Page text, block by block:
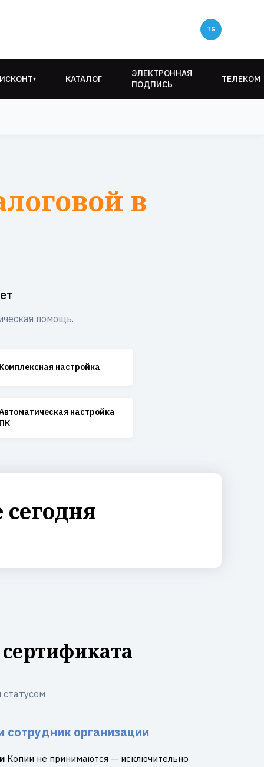
▾ КАТАЛОГ
ЭЛЕКТРОННАЯ
ПОДПИСЬ
ТЕЛЕКОМ
в
помощь.
Комплексная настройка
настройка
ПК
сотрудник организации
Копии не принимаются — исключительно